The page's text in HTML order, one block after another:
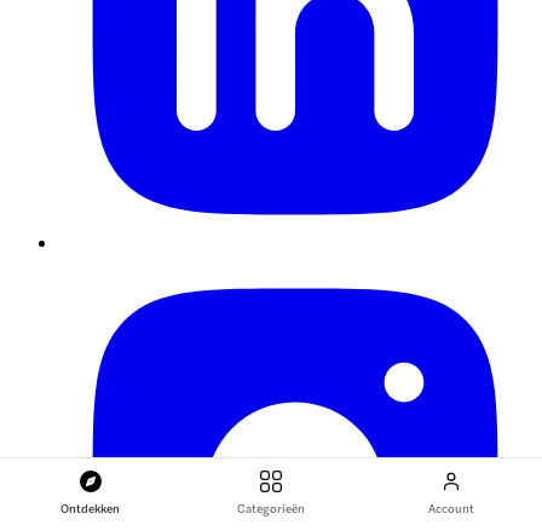
Ontdekken Categorieën Account